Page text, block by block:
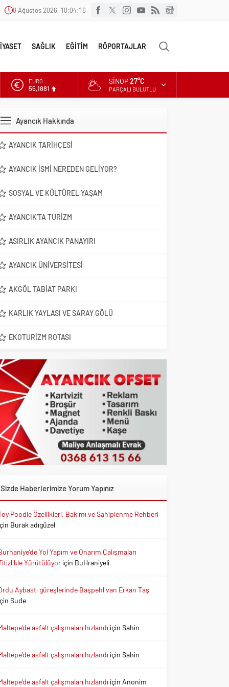
8 Ağustos 2026, 10:04:17
SAĞLIK EĞİTİM RÖPORTAJLAR
ALTIN
6.660,55
EURO
SINOP27°C
PARÇALI BULUTLU
Ayancık Hakkında
AYANCIK TARIHÇESI
AYANCIK İSMI NEREDEN GELIYOR?
SOSYAL VE KÜLTÜREL YAŞAM
AYANCIK’TA TURIZM
ASIRLIK AYANCIK PANAYIRI
AYANCIK ÜNIVERSITESI
AKGÖL TABIAT PARKI
KARLIK YAYLASI VE SARAY GÖLÜ
EKOTURIZM ROTASI
Sizde Haberlerimize Yorum Yapınız
Poodle Özellikleri, Bakımı ve Sahiplenme Rehberi
Burak adıgüzel
Yol Yapım ve Onarım Çalışmaları
Yürütülüyoriçin BuHraniyeli
Aybastı güreşlerinde Başpehlivan Erkan Taş
Sude
asfalt çalışmaları hızlandı içinSahin
asfalt çalışmaları hızlandı içinSahin
asfalt çalışmaları hızlandı için Anonim